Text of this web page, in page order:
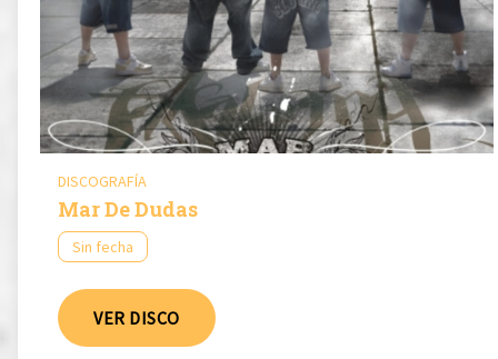
DISCOGRAFÍA
Mar De Dudas
Sin fecha
VER DISCO